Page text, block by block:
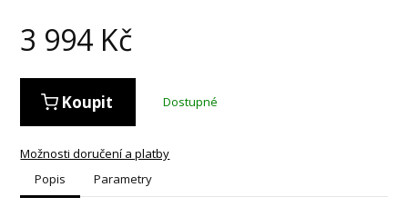
3 994 Kč
Koupit Dostupné
Možnosti doručení a platby
Popis
Parametry